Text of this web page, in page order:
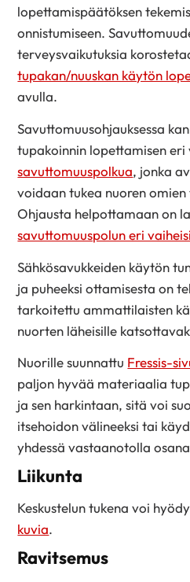
lopettamispäätöksen
onnistumiseen.
terveysvaikutuksia
tupakan/nuuskan käytön
avulla.
Savuttomuusohjauksessa
tupakoinnin lopettamisen
savuttomuuspolkua, jonka
voidaan tukea nuoren
Ohjausta helpottamaan on
savuttomuuspolun eri
Sähkösavukkeiden käytön
ja puheeksi ottamisesta on
tarkoitettu ammattilaisten
nuorten läheisille
Nuorille suunnattu Fressis-
paljon hyvää materiaalia
ja sen harkintaan, sitä voi
itsehoidon välineeksi tai
yhdessä vastaanotolla
Liikunta
Keskustelun tukena voi
kuvia.
Ravitsemus